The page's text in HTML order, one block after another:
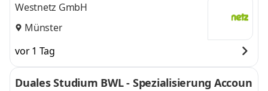
Westnetz GmbH
Münster
vor 1 Tag
Duales Studium BWL - Spezialisierung Accoun